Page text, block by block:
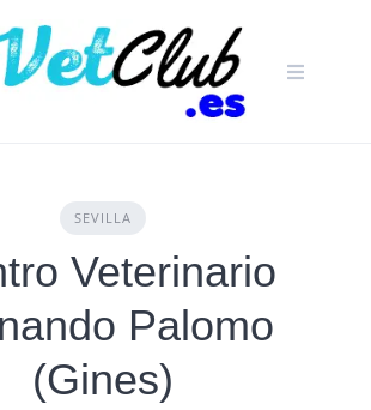
SEVILLA
Veterinario
Palomo
(Gines)